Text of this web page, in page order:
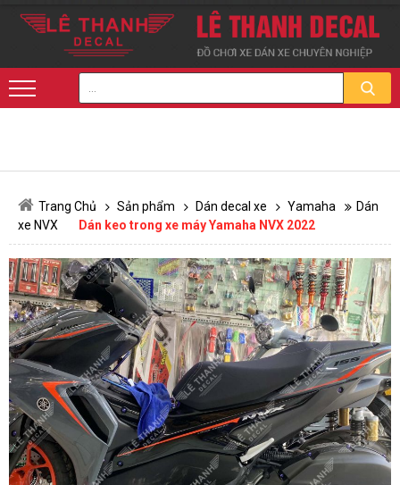
Trang Chủ Sản phẩm Dán decal xe Yamaha
Dán
xe NVX
Dán keo trong xe máy Yamaha NVX 2022